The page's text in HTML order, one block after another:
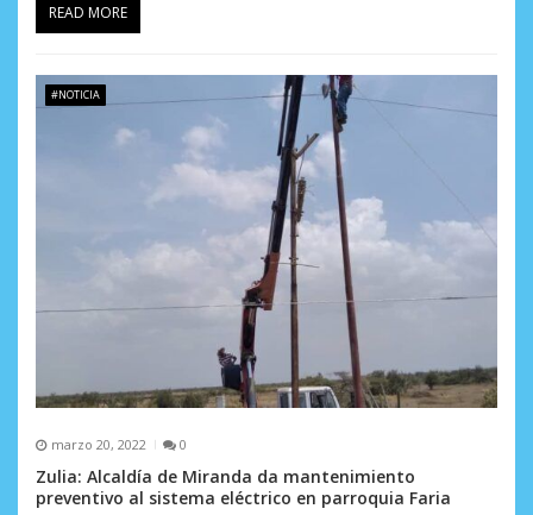
READ MORE
#NOTICIA
marzo 20, 2022 0
Zulia: Alcaldía de Miranda da mantenimiento
preventivo al sistema eléctrico en parroquia Faria